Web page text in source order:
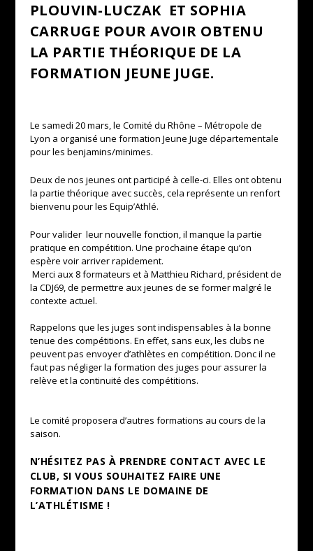
PLOUVIN-LUCZAK ET SOPHIA
CARRUGE POUR AVOIR OBTENU
LA PARTIE THÉORIQUE DE LA
FORMATION JEUNE JUGE.
Le samedi 20 mars, le Comité du Rhône – Métropole de
Lyon a organisé une formation Jeune Juge départementale
pour les benjamins/minimes.
Deux de nos jeunes ont participé à celle-ci. Elles ont obtenu
la partie théorique avec succès, cela représente un renfort
bienvenu pour les Equip’Athlé.
Pour valider leur nouvelle fonction, il manque la partie
pratique en compétition. Une prochaine étape qu’on
espère voir arriver rapidement.
Merci aux 8 formateurs et à Matthieu Richard, président de
la CDJ69, de permettre aux jeunes de se former malgré le
contexte actuel.
Rappelons que les juges sont indispensables à la bonne
tenue des compétitions. En effet, sans eux, les clubs ne
peuvent pas envoyer d’athlètes en compétition. Donc il ne
faut pas négliger la formation des juges pour assurer la
relève et la continuité des compétitions.
Le comité proposera d’autres formations au cours de la
saison.
N’HÉSITEZ PAS À PRENDRE CONTACT AVEC LE
CLUB, SI VOUS SOUHAITEZ FAIRE UNE
FORMATION DANS LE DOMAINE DE
L’ATHLÉTISME !